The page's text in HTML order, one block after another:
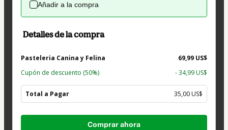
Añadir a la compra
Detalles de la compra
Pasteleria Canina y Felina
69,99 US$
Cupón de descuento (50%) - 34,99 US$
Total a Pagar 35,00 US$
Total
Comprar ahora